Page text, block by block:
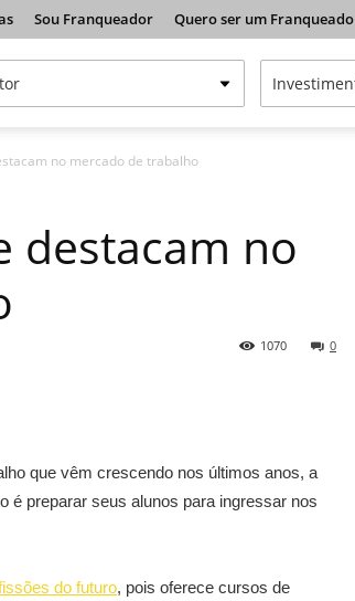
Sou Franqueador Quero ser um Franqueado
no mercado de trabalho
destacam no
0
1070
que vêm crescendo nos últimos anos, a
é preparar seus alunos para ingressar nos
do futuro, pois oferece cursos de